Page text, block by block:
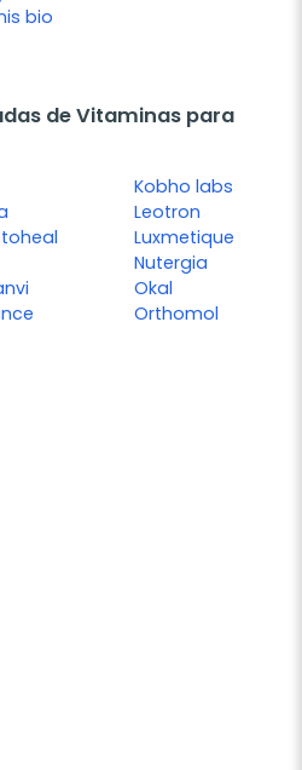
bio
de Vitaminas para
Kobho labs
Leotron
Luxmetique
Nutergia
Okal
Orthomol